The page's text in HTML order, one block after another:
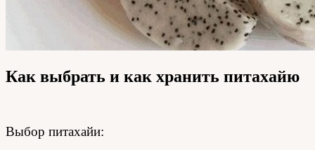
Как выбрать и как хранить питахайю
Выбор питахайи: